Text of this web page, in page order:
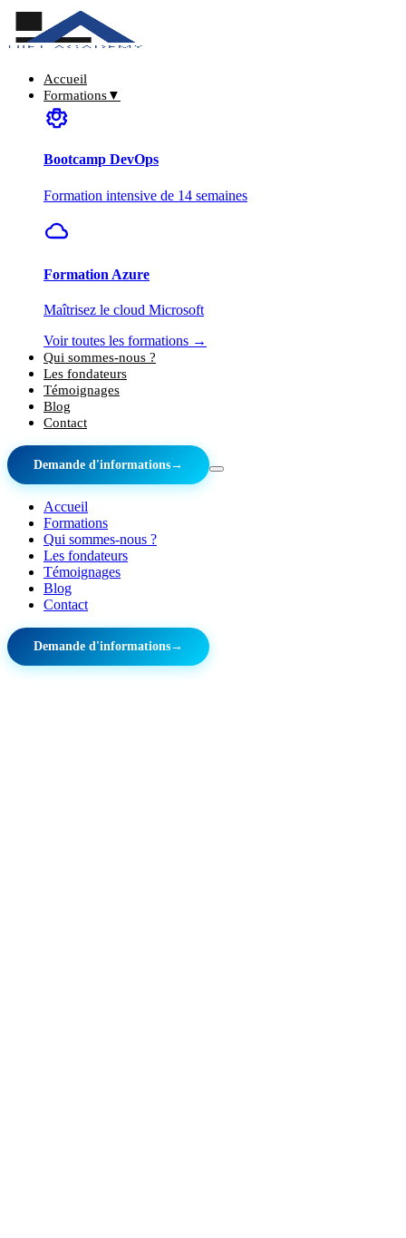
Accueil
Formations▼
Bootcamp DevOps
Formation intensive de 14 semaines
Formation Azure
Maîtrisez le cloud Microsoft
Voir toutes les formations →
Qui sommes-nous ?
Les fondateurs
Témoignages
Blog
Contact
Demande d'informations→
Accueil
Formations
Qui sommes-nous ?
Les fondateurs
Témoignages
Blog
Contact
Demande d'informations→